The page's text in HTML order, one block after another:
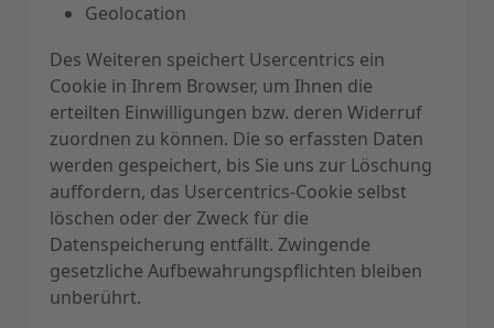
Geolocation
Des Weiteren speichert Usercentrics ein
Cookie in Ihrem Browser, um Ihnen die
erteilten Einwilligungen bzw. deren Widerruf
zuordnen zu können. Die so erfassten Daten
werden gespeichert, bis Sie uns zur Löschung
auffordern, das Usercentrics-Cookie selbst
löschen oder der Zweck für die
Datenspeicherung entfällt. Zwingende
gesetzliche Aufbewahrungspflichten bleiben
unberührt.